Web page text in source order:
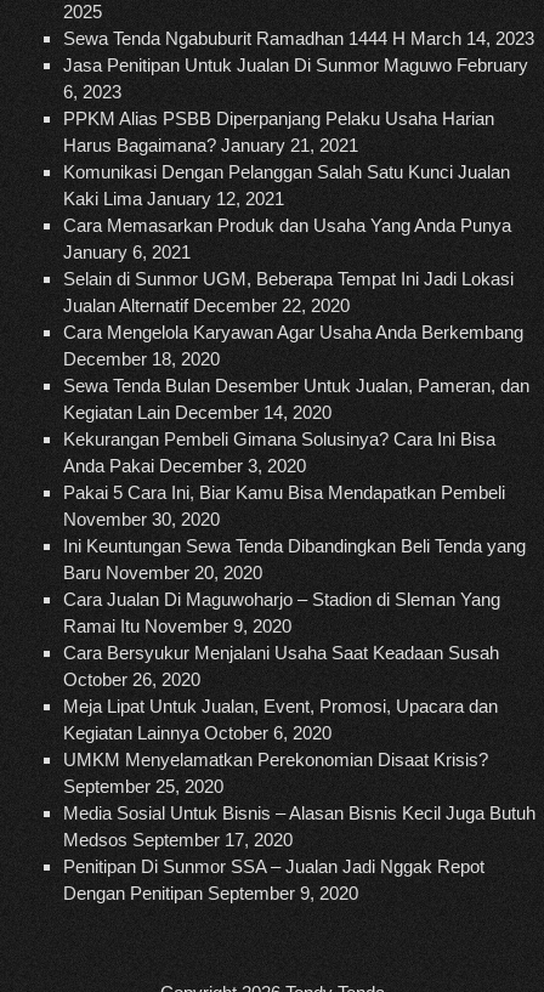
2025
Sewa Tenda Ngabuburit Ramadhan 1444 H March 14, 2023
Jasa Penitipan Untuk Jualan Di Sunmor Maguwo February
6, 2023
PPKM Alias PSBB Diperpanjang Pelaku Usaha Harian
Harus Bagaimana? January 21, 2021
Komunikasi Dengan Pelanggan Salah Satu Kunci Jualan
Kaki Lima January 12, 2021
Cara Memasarkan Produk dan Usaha Yang Anda Punya
January 6, 2021
Selain di Sunmor UGM, Beberapa Tempat Ini Jadi Lokasi
Jualan Alternatif December 22, 2020
Cara Mengelola Karyawan Agar Usaha Anda Berkembang
December 18, 2020
Sewa Tenda Bulan Desember Untuk Jualan, Pameran, dan
Kegiatan Lain December 14, 2020
Kekurangan Pembeli Gimana Solusinya? Cara Ini Bisa
Anda Pakai December 3, 2020
Pakai 5 Cara Ini, Biar Kamu Bisa Mendapatkan Pembeli
November 30, 2020
Ini Keuntungan Sewa Tenda Dibandingkan Beli Tenda yang
Baru November 20, 2020
Cara Jualan Di Maguwoharjo – Stadion di Sleman Yang
Ramai Itu November 9, 2020
Cara Bersyukur Menjalani Usaha Saat Keadaan Susah
October 26, 2020
Meja Lipat Untuk Jualan, Event, Promosi, Upacara dan
Kegiatan Lainnya October 6, 2020
UMKM Menyelamatkan Perekonomian Disaat Krisis?
September 25, 2020
Media Sosial Untuk Bisnis – Alasan Bisnis Kecil Juga Butuh
Medsos September 17, 2020
Penitipan Di Sunmor SSA – Jualan Jadi Nggak Repot
Dengan Penitipan September 9, 2020